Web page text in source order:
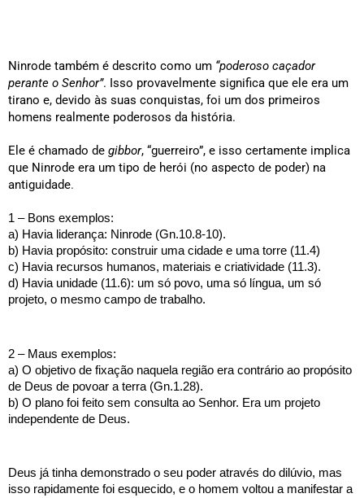
Ninrode também é descrito como um “poderoso caçador
perante o Senhor”. Isso provavelmente significa que ele era um
tirano e, devido às suas conquistas, foi um dos primeiros
homens realmente poderosos da história.
Ele é chamado de gibbor, “guerreiro”, e isso certamente implica
que Ninrode era um tipo de herói (no aspecto de poder) na
antiguidade.
1 – Bons exemplos:
a) Havia liderança: Ninrode (Gn.10.8-10).
b) Havia propósito: construir uma cidade e uma torre (11.4)
c) Havia recursos humanos, materiais e criatividade (11.3).
d) Havia unidade (11.6): um só povo, uma só língua, um só
projeto, o mesmo campo de trabalho.
2 – Maus exemplos:
a) O objetivo de fixação naquela região era contrário ao propósito
de Deus de povoar a terra (Gn.1.28).
b) O plano foi feito sem consulta ao Senhor. Era um projeto
independente de Deus.
Deus já tinha demonstrado o seu poder através do dilúvio, mas
isso rapidamente foi esquecido, e o homem voltou a manifestar a